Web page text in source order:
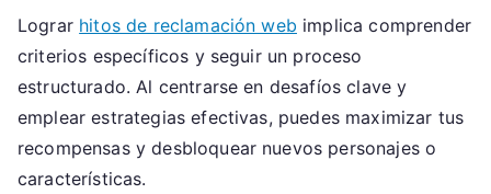
Lograr hitos de reclamación web implica comprender
criterios específicos y seguir un proceso
estructurado. Al centrarse en desafíos clave y
emplear estrategias efectivas, puedes maximizar tus
recompensas y desbloquear nuevos personajes o
características.